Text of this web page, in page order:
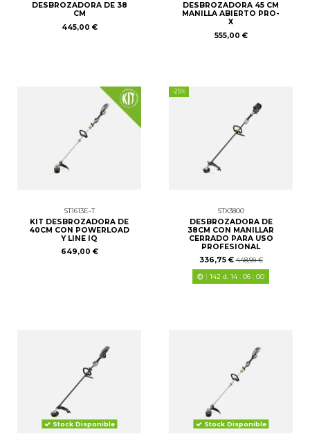
DESBROZADORA DE 38
CM
445,00 €
DESBROZADORA 45 CM
MANILLA ABIERTO PRO-
X
555,00 €
ST1613E-T
KIT DESBROZADORA DE
40CM CON POWERLOAD
Y LINE IQ
649,00 €
-25%
STX3800
DESBROZADORA DE
38CM CON MANILLAR
CERRADO PARA USO
PROFESIONAL
336,75 €448,99 €
142 d. 14: 06: 00
Stock Disponible Stock Disponible